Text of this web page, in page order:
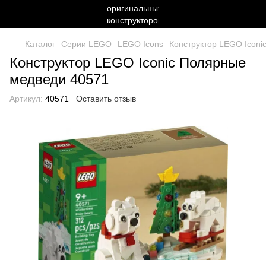
Каталог Серии LEGO LEGO Icons Конструктор LEGO
Конструктор LEGO Iconic Полярные
медведи 40571
Артикул: 40571 Оставить отзыв